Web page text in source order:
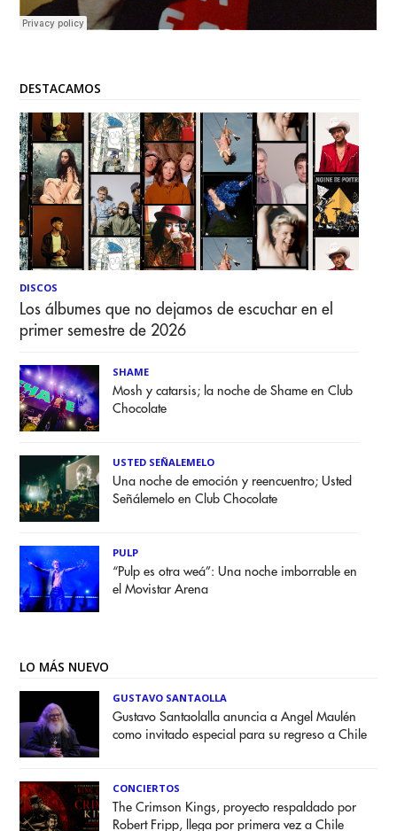
DESTACAMOS
DISCOS
Los álbumes que no dejamos de escuchar en el
primer semestre de 2026
SHAME
Mosh y catarsis; la noche de Shame en Club
Chocolate
USTED SEÑALEMELO
Una noche de emoción y reencuentro; Usted
Señálemelo en Club Chocolate
PULP
“Pulp es otra weá”: Una noche imborrable en
el Movistar Arena
LO MÁS NUEVO
GUSTAVO SANTAOLLA
Gustavo Santaolalla anuncia a Angel Maulén
como invitado especial para su regreso a Chile
CONCIERTOS
The Crimson Kings, proyecto respaldado por
Robert Fripp, llega por primera vez a Chile